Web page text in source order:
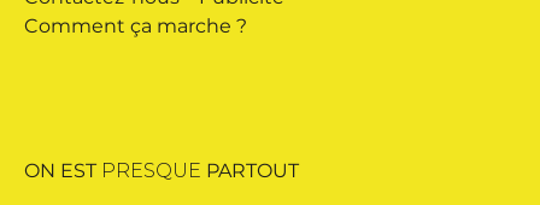
Comment ça marche ?
ON EST PRESQUE PARTOUT